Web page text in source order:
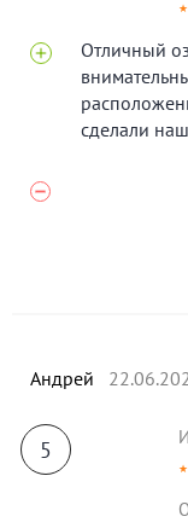
★
Отличный
сделали
Андрей
5
★